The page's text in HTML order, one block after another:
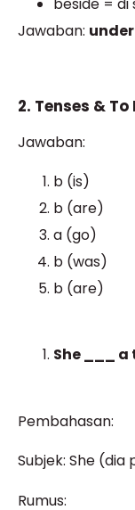
Jawaban: under
2. Tenses & To
Jawaban:
b (is)
b (are)
a (go)
b (was)
b (are)
She ___
Pembahasan:
Subjek: She
Rumus: